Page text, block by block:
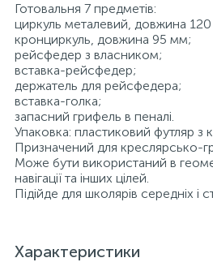
Готовальня 7 предметів:
циркуль металевий, довжина
кронциркуль, довжина 95 мм;
рейсфедер з власником;
вставка-рейсфедер;
держатель для рейсфедера;
вставка-голка;
запасний грифель в пеналі.
Упаковка: пластиковий футляр з
Призначений для креслярсько-
Може бути використаний в
навігації та інших цілей.
Підійде для школярів середніх і
Характеристики